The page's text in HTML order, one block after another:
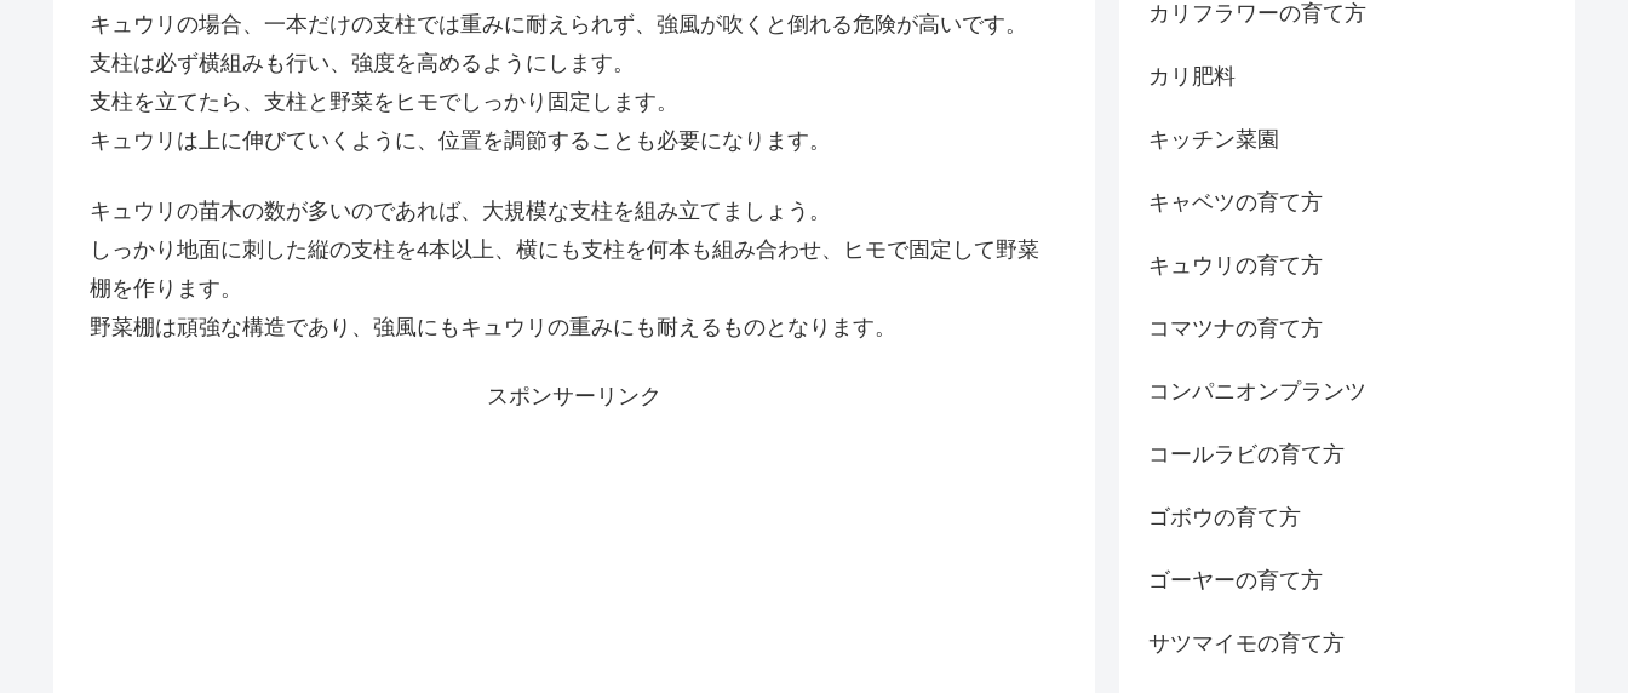
キュウリの場合、一本だけの支柱では重みに耐えられず、強風が吹くと倒れる危険が高いです。
支柱は必ず横組みも行い、強度を高めるようにします。
支柱を立てたら、支柱と野菜をヒモでしっかり固定します。
キュウリは上に伸びていくように、位置を調節することも必要になります。
キュウリの苗木の数が多いのであれば、大規模な支柱を組み立てましょう。
しっかり地面に刺した縦の支柱を4本以上、横にも支柱を何本も組み合わせ、ヒモで固定して野菜
棚を作ります。
野菜棚は頑強な構造であり、強風にもキュウリの重みにも耐えるものとなります。
スポンサーリンク
カリフラワーの育て方
カリ肥料
キッチン菜園
キャベツの育て方
キュウリの育て方
コマツナの育て方
コンパニオンプランツ
コールラビの育て方
ゴボウの育て方
ゴーヤーの育て方
サツマイモの育て方